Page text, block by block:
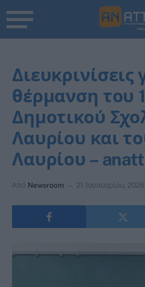
Διευκρινίσεις
θέρμανση του
Δημοτικού
Λαυρίου και
Λαυρίου –
Από Newsroom 21 Ιανουαρίου, 2026